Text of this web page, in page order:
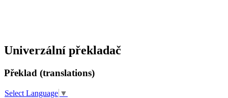
Univerzální překladač
Překlad (translations)
Select Language ▼